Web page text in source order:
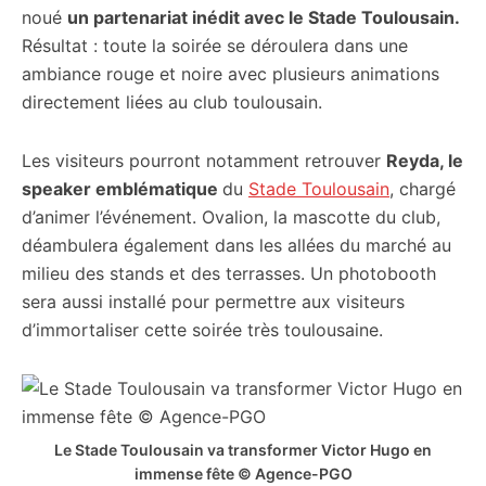
noué un partenariat inédit avec le Stade Toulousain.
Résultat : toute la soirée se déroulera dans une
ambiance rouge et noire avec plusieurs animations
directement liées au club toulousain.
Les visiteurs pourront notamment retrouver Reyda, le
speaker emblématique du Stade Toulousain, chargé
d’animer l’événement. Ovalion, la mascotte du club,
déambulera également dans les allées du marché au
milieu des stands et des terrasses. Un photobooth
sera aussi installé pour permettre aux visiteurs
d’immortaliser cette soirée très toulousaine.
Le Stade Toulousain va transformer Victor Hugo en
immense fête © Agence-PGO